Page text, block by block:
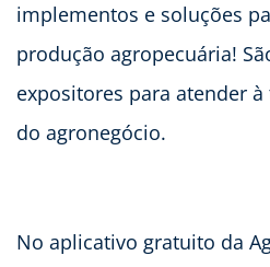
implementos e soluções
produção agropecuária!
expositores para atender
do agronegócio.
No aplicativo gratuito da